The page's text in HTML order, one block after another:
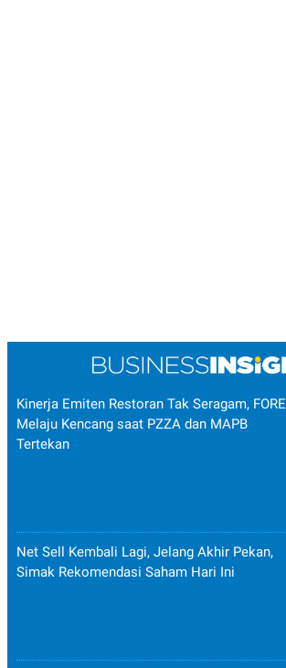
Kinerja Emiten Restoran Tak Seragam, FORE
Melaju Kencang saat PZZA dan MAPB
Tertekan
Net Sell Kembali Lagi, Jelang Akhir Pekan,
Simak Rekomendasi Saham Hari Ini